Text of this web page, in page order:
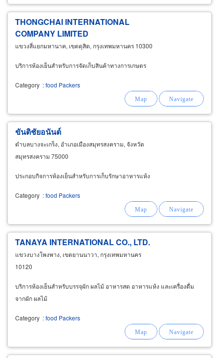
THONGCHAI INTERNATIONAL
COMPANY LIMITED
แขวงสี่แยกมหานาค, เขตดุสิต, กรุงเทพมหานคร 10300
บริการห้องเย็นสำหรับการจัดเก็บสินค้าทางการเกษตร
Category :food Packers
ขันติชัยอนันต์
ตำบลบางจะเกร็ง, อำเภอเมืองสมุทรสงคราม, จังหวัด
สมุทรสงคราม 75000
ประกอบกิจการห้องเย็นสำหรับการเก็บรักษาอาหารแห้ง
Category :food Packers
TANAYA INTERNATIONAL CO., LTD.
แขวงบางโพงพาง, เขตยานนาวา, กรุงเทพมหานคร
10120
บริการห้องเย็นสำหรับบรรจุผัก ผลไม้ อาหารสด อาหารแห้ง และเครื่องดื่ม
จากผัก ผลไม้
Category :food Packers